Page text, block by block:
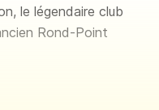
le légendaire club
Rond-Point